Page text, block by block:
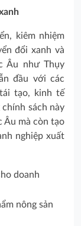
kiêm nhiệm
đổi xanh và
Âu như Thụy
đầu với các
tạo, kinh tế
sách này
Âu mà còn tạo
nghiệp xuất
nông sản